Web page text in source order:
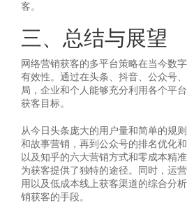
客。
三、总结与展望
网络营销获客的多平台策略在当今数
有效性。通过在头条、抖音、公众号
局，企业和个人能够充分利用各个平
获客目标。
从今日头条庞大的用户量和简单的规
和故事营销，再到公众号的排名优化
以及知乎的六大营销方式和零成本精
为获客提供了独特的途径。同时，运
用以及低成本线上获客渠道的综合分
销获客的手段。